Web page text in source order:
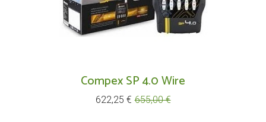
Compex SP 4.0 Wire
Prix
622,25 € Prix
655,00 €